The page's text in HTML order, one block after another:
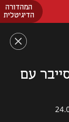
המהדורה
הדיגיטלית
עם